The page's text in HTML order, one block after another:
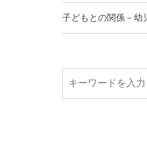
子どもとの関係－幼